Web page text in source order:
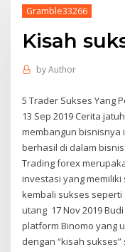
Gramble33266
Kisah
byAuthor
5 Trader Sukses Yang
13 Sep 2019 Cerita
membangun bisnisnya
berhasil di dalam
Trading forex
investasi yang
kembali sukses
utang 17 Nov 2019
platform Binomo yang
dengan “kisah